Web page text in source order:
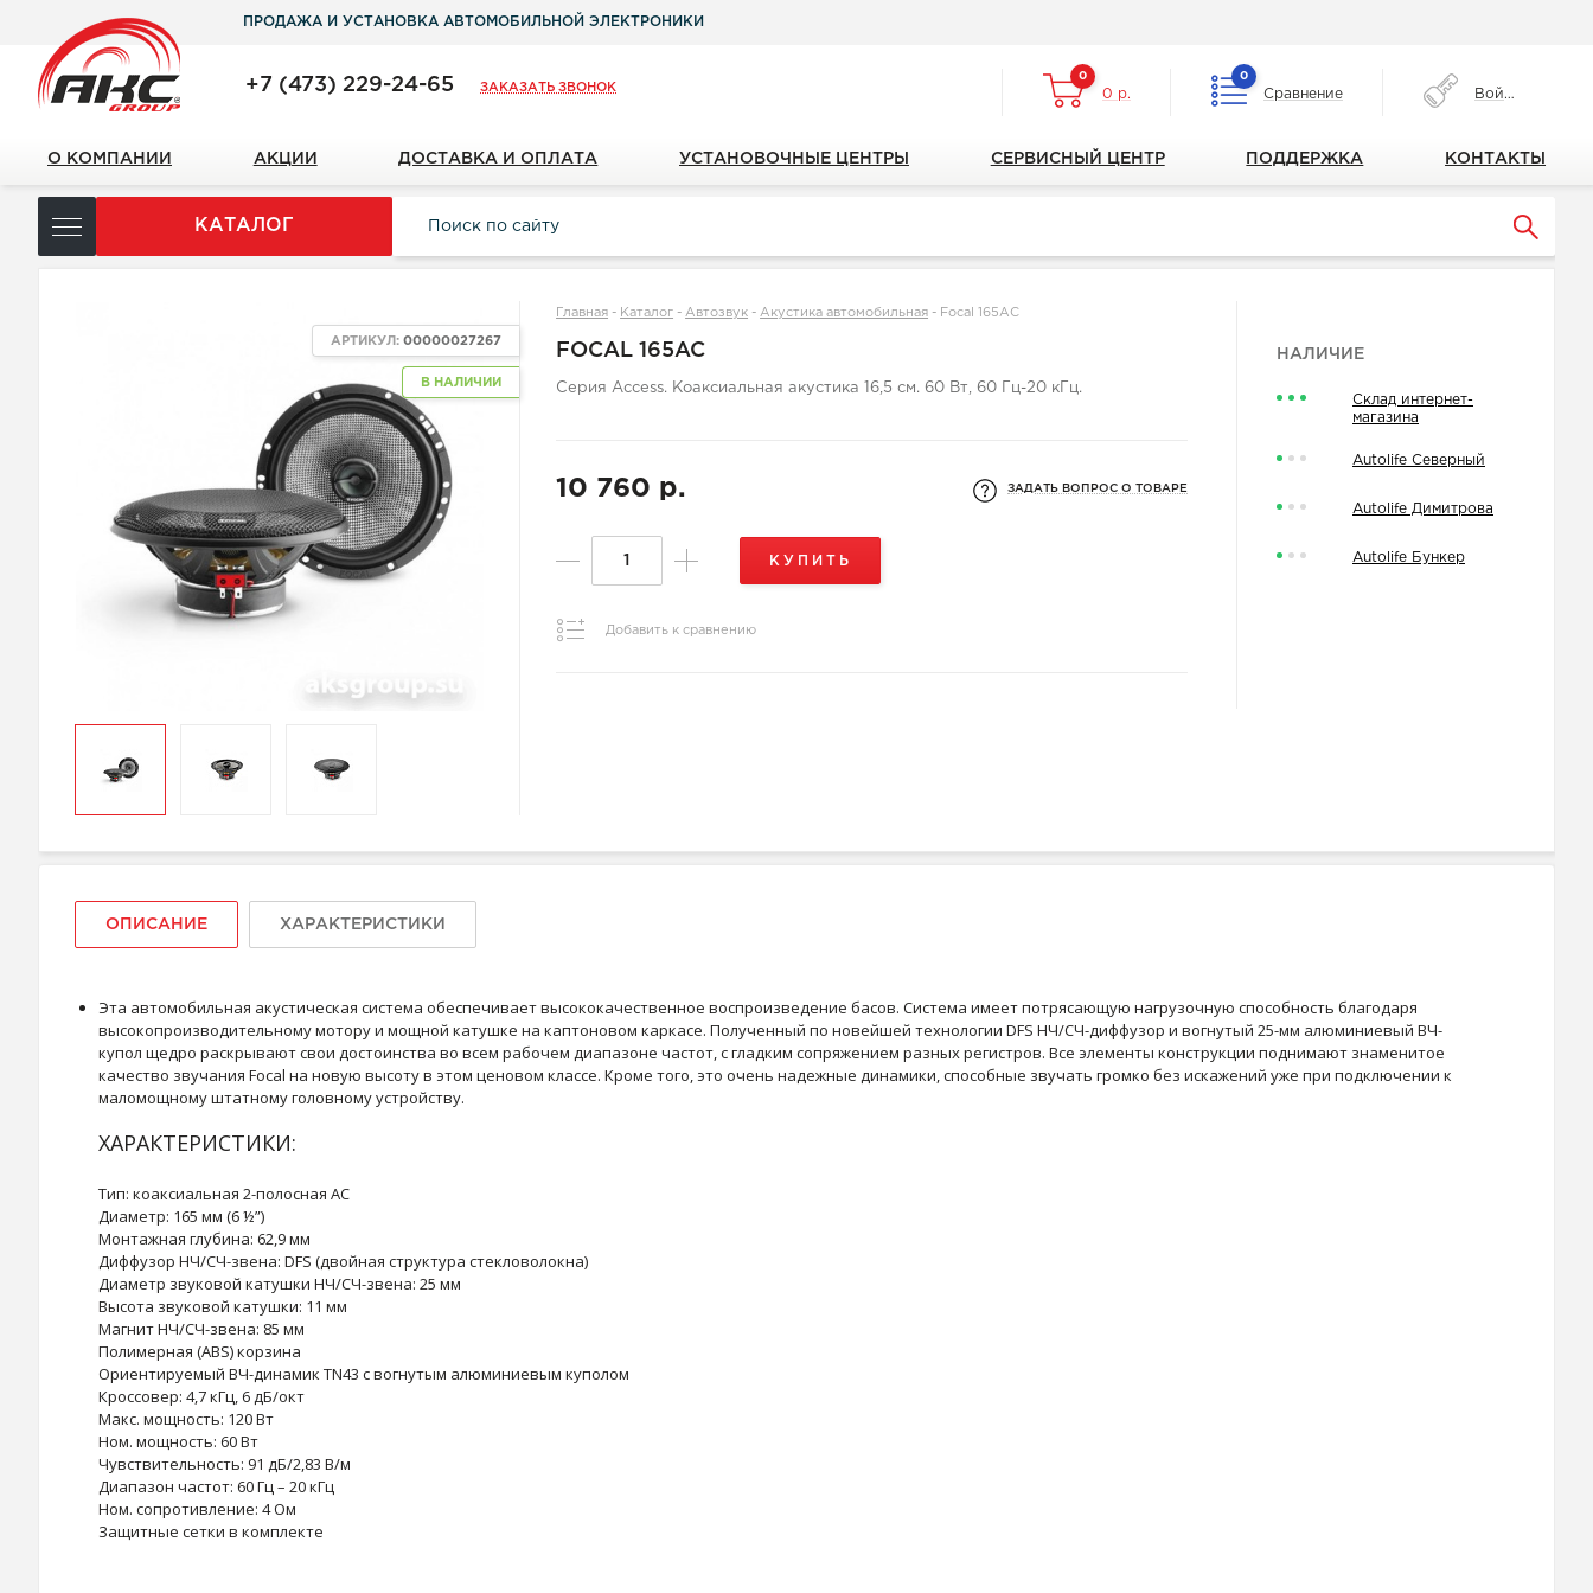
ПРОДАЖА И УСТАНОВКА АВТОМОБИЛЬНОЙ ЭЛЕКТРОНИКИ
+7 (473) 229-24-65 ЗАКАЗАТЬ ЗВОНОК
0
0 р.
0
Сравнение Войти
О КОМПАНИИ АКЦИИ ДОСТАВКА И ОПЛАТА УСТАНОВОЧНЫЕ ЦЕНТРЫ СЕРВИСНЫЙ ЦЕНТР ПОДДЕРЖКА КОНТАКТЫ
КАТАЛОГ
В НАЛИЧИИ
АРТИКУЛ:00000027267
Главная - Каталог -Автозвук -Акустика автомобильная - Focal 165AC
FOCAL 165AC
Серия Access. Коаксиальная акустика 16,5 см. 60 Вт, 60 Гц-20 кГц.
10 760 р. ЗАДАТЬ ВОПРОС О ТОВАРЕ
КУПИТЬ
Добавить к сравнению
НАЛИЧИЕ
Склад интернет-
магазина
Autolife Северный
Autolife Димитрова
Autolife Бункер
ОПИСАНИЕ ХАРАКТЕРИСТИКИ
Эта автомобильная акустическая система обеспечивает высококачественное воспроизведение басов. Система имеет потрясающую нагрузочную способность благодаря
высокопроизводительному мотору и мощной катушке на каптоновом каркасе. Полученный по новейшей технологии DFS НЧ/СЧ-диффузор и вогнутый 25-мм алюминиевый ВЧ-
купол щедро раскрывают свои достоинства во всем рабочем диапазоне частот, с гладким сопряжением разных регистров. Все элементы конструкции поднимают знаменитое
качество звучания Focal на новую высоту в этом ценовом классе. Кроме того, это очень надежные динамики, способные звучать громко без искажений уже при подключении к
маломощному штатному головному устройству.
ХАРАКТЕРИСТИКИ:
Тип: коаксиальная 2-полосная АС
Диаметр: 165 мм (6 ½”)
Монтажная глубина: 62,9 мм
Диффузор НЧ/СЧ-звена: DFS (двойная структура стекловолокна)
Диаметр звуковой катушки НЧ/СЧ-звена: 25 мм
Высота звуковой катушки: 11 мм
Магнит НЧ/СЧ-звена: 85 мм
Полимерная (ABS) корзина
Ориентируемый ВЧ-динамик TN43 с вогнутым алюминиевым куполом
Кроссовер: 4,7 кГц, 6 дБ/окт
Макс. мощность: 120 Вт
Ном. мощность: 60 Вт
Чувствительность: 91 дБ/2,83 В/м
Диапазон частот: 60 Гц – 20 кГц
Ном. сопротивление: 4 Ом
Защитные сетки в комплекте